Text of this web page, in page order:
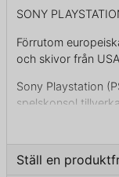
SONY
Förrutom
och skivor från
Sony Playstation
spelskonsol
3 december 1994.
levt kvar. Denna
än 100 000
Ställ en